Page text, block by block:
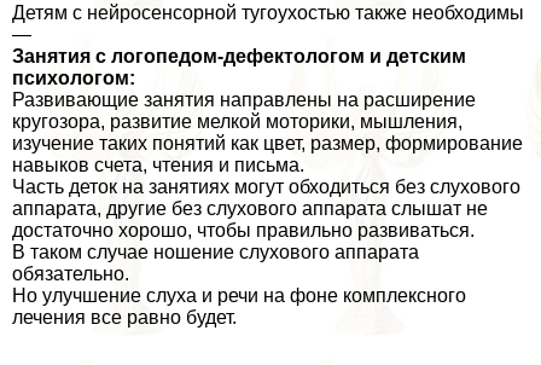
Детям с нейросенсорной тугоухостью также необходимы
—
Занятия с логопедом-дефектологом и детским
психологом:
Развивающие занятия направлены на расширение
кругозора, развитие мелкой моторики, мышления,
изучение таких понятий как цвет, размер, формирование
навыков счета, чтения и письма.
Часть деток на занятиях могут обходиться без слухового
аппарата, другие без слухового аппарата слышат не
достаточно хорошо, чтобы правильно развиваться.
В таком случае ношение слухового аппарата
обязательно.
Но улучшение слуха и речи на фоне комплексного
лечения все равно будет.